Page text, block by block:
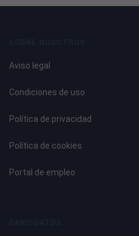
Aviso legal
Condiciones de uso
Política de privacidad
Política de cookies
Portal de empleo